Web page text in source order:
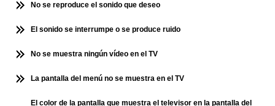
No se reproduce el sonido que deseo
El sonido se interrumpe o se produce ruido
No se muestra ningún vídeo en el TV
La pantalla del menú no se muestra en el TV
El color de la pantalla que muestra el televisor en la pantalla del